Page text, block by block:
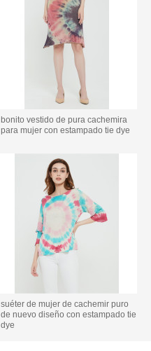
bonito vestido de pura cachemira
para mujer con estampado tie dye
suéter de mujer de cachemir puro
de nuevo diseño con estampado tie
dye